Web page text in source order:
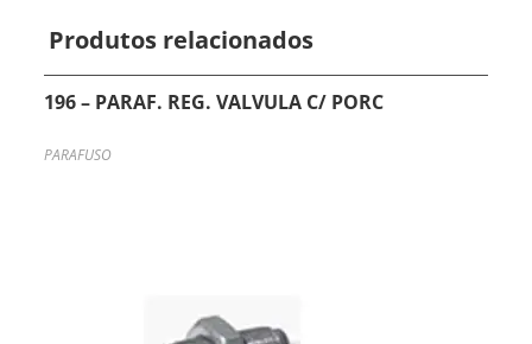
Produtos relacionados
196 – PARAF. REG. VALVULA C/ PORC
PARAFUSO